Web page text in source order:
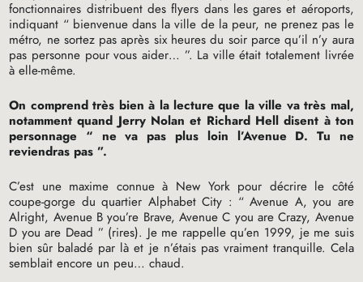
fonctionnaires distribuent des flyers dans les gares et aéroports,
indiquant “ bienvenue dans la ville de la peur, ne prenez pas le
métro, ne sortez pas après six heures du soir parce qu’il n’y aura
pas personne pour vous aider… ”. La ville était totalement livrée
à elle-même.
On comprend très bien à la lecture que la ville va très mal,
notamment quand Jerry Nolan et Richard Hell disent à ton
personnage “ ne va pas plus loin l’Avenue D. Tu ne
reviendras pas ”.
C’est une maxime connue à New York pour décrire le côté
coupe-gorge du quartier Alphabet City : “ Avenue A, you are
Alright, Avenue B you’re Brave, Avenue C you are Crazy, Avenue
D you are Dead ” (rires). Je me rappelle qu’en 1999, je me suis
bien sûr baladé par là et je n’étais pas vraiment tranquille. Cela
semblait encore un peu… chaud.